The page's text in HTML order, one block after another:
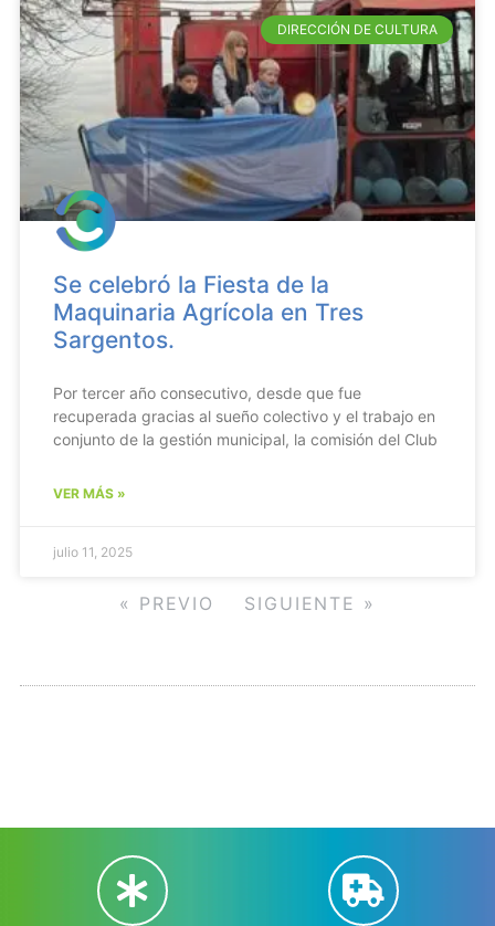
DIRECCIÓN DE CULTURA
Se celebró la Fiesta de la
Maquinaria Agrícola en Tres
Sargentos.
Por tercer año consecutivo, desde que fue
recuperada gracias al sueño colectivo y el trabajo en
conjunto de la gestión municipal, la comisión del Club
VER MÁS »
julio 11, 2025
« PREVIO SIGUIENTE »